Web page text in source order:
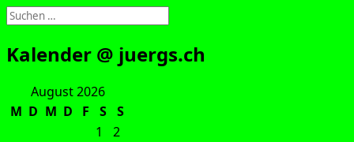
Suchen
nach:
Kalender @ juergs.ch
August 2026
M D M D F S
S
1
2